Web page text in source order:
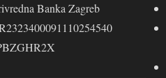
Banka Zagreb